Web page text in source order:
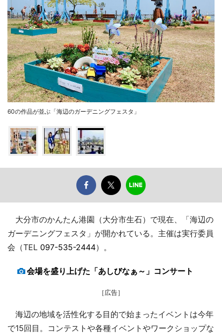
60の作品が並ぶ「海辺のガーデニングフェスタ」
大分市のかんたん港園（大分市生石）で現在、「海辺の
ガーデニングフェスタ」が開かれている。主催は実行委員
会（TEL 097-535-2444）。
会場を盛り上げた「あしびなぁ～」コンサート
［広告］
海辺の地域を活性化する目的で始まったイベントは今年
で15回目。コンテストや各種イベントやワークショップな